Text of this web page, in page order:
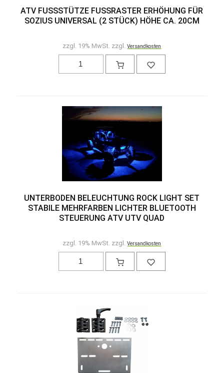
ATV FUSSSTÜTZE FUSSRASTER ERHÖHUNG FÜR SO
ZIUS UNIVERSAL (2 STÜCK) HÖHE CA. 20CM
zzgl. 19% MwSt. zzgl.Versandkosten
UNTERBODEN BELEUCHTUNG ROCK LIGHT SET
STABILE MEHRFARBEN LICHTER BLUETOOTH
STEUERUNG ATV UTV QUAD
zzgl. 19% MwSt. zzgl.Versandkosten